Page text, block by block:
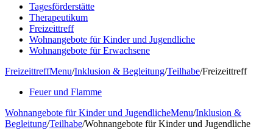
Tagesförderstätte
Therapeutikum
Freizeittreff
Wohnangebote für Kinder und Jugendliche
Wohnangebote für Erwachsene
FreizeittreffMenu/Inklusion & Begleitung/Teilhabe/Freizeittreff
Feuer und Flamme
Wohnangebote für Kinder und JugendlicheMenu/Inklusion &
Begleitung/Teilhabe/Wohnangebote für Kinder und Jugendliche